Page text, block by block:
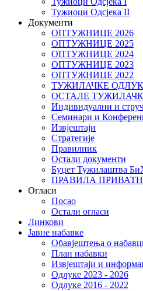
Тужиоци Oдсјекa II
Документи
ОПТУЖНИЦЕ 2026
ОПТУЖНИЦЕ 2025
ОПТУЖНИЦЕ 2024
ОПТУЖНИЦЕ 2023
ОПТУЖНИЦЕ 2022
ТУЖИЛАЧКЕ
ОСТАЛЕ
Индивидуални и
Семинари и
Извјештаји
Стратегије
Правилник
Остали документи
Буџет Тужилаштва
ПРАВИЛА
Огласи
Посао
Остали огласи
Линкови
Јавне набавке
Обавјештења о
План набавки
Извјештаји и
Одлуке 2023 - 2026
Одлуке 2016 - 2022